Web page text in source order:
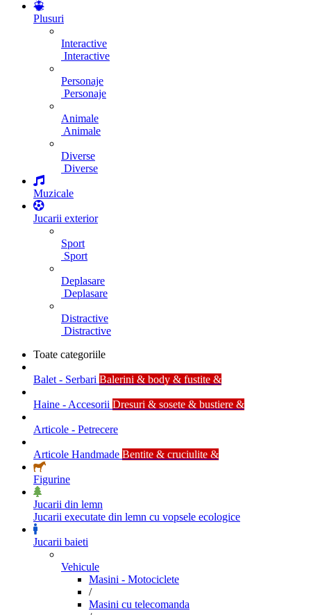
Plusuri
Interactive
Interactive
Personaje
Personaje
Animale
Animale
Diverse
Diverse
Muzicale
Jucarii exterior
Sport
Sport
Deplasare
Deplasare
Distractive
Distractive
Toate categoriile
Balet - Serbari Balerini & body & fustite &
Haine - Accesorii Dresuri & sosete & bustiere &
Articole - Petrecere
Articole Handmade Bentite & cruciulite &
Figurine
Jucarii din lemn
Jucarii executate din lemn cu vopsele ecologice
Jucarii baieti
Vehicule
Masini - Motociclete
/
Masini cu telecomanda